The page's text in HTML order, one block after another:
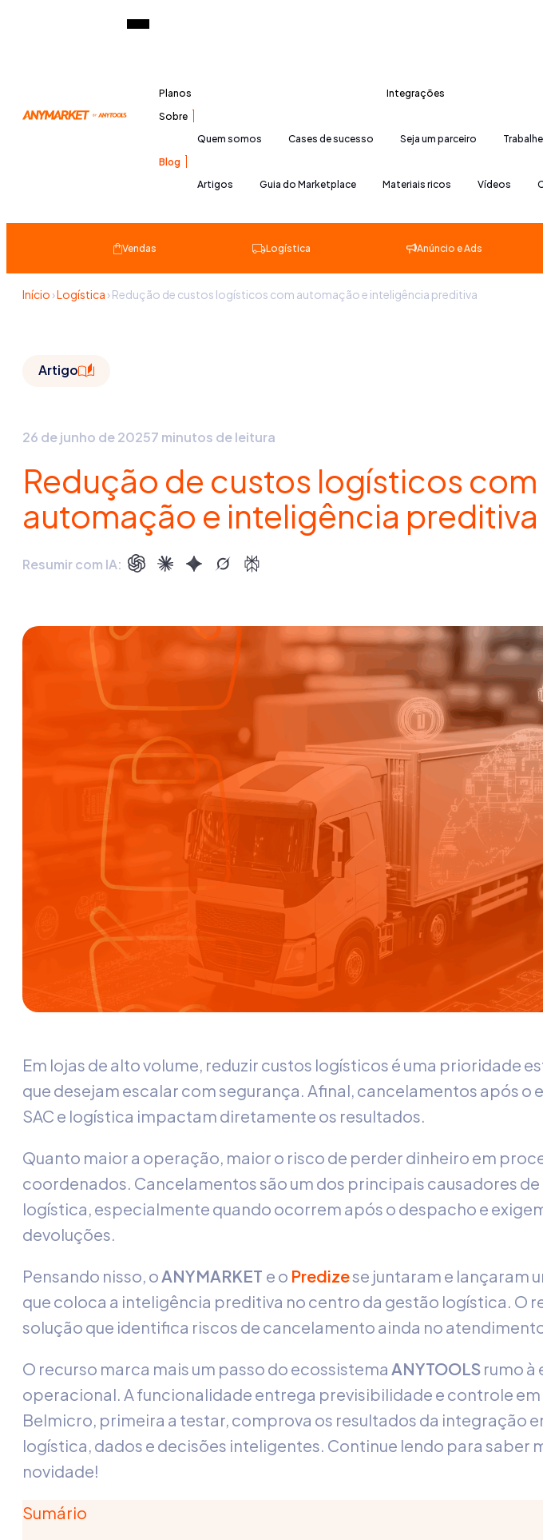
Planos Integrações
Sobre
Quem somos
Cases de sucesso Seja um parceiro
Blog
Artigos
Guia do Marketplace Materiais ricos Vídeos
Vendas Logística Anúncio e Ads
Início ›Logística ›Redução de custos logísticos com automação e inteligência preditiva
Artigo
26 de junho de 20257 minutos de leitura
Redução de custos logísticos com
automação e inteligência preditiva
Resumir com IA:
Em lojas de alto volume, reduzir custos logísticos é uma prioridade
que desejam escalar com segurança. Afinal, cancelamentos após o
SAC e logística impactam diretamente os resultados.
Quanto maior a operação, maior o risco de perder dinheiro em
coordenados. Cancelamentos são um dos principais causadores de
logística, especialmente quando ocorrem após o despacho e
devoluções.
Pensando nisso, o ANYMARKET e o Predizese juntaram e lançaram
que coloca a inteligência preditiva no centro da gestão logística. O
solução que identifica riscos de cancelamento ainda no
O recurso marca mais um passo do ecossistema ANYTOOLS rumo à
operacional. A funcionalidade entrega previsibilidade e controle em
Belmicro, primeira a testar, comprova os resultados da integração
logística, dados e decisões inteligentes. Continue lendo para saber
novidade!
Sumário